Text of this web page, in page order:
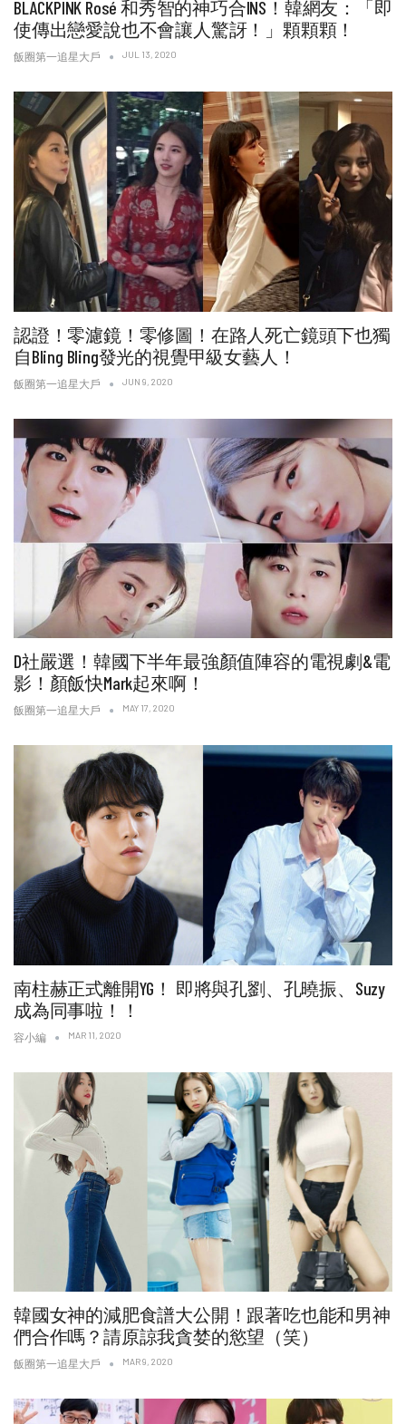
BLACKPINK Rosé 和秀智的神巧合INS！韓網友：「即
使傳出戀愛說也不會讓人驚訝！」顆顆顆！
飯圈第一追星大戶 JUL 13, 2020
認證！零濾鏡！零修圖！在路人死亡鏡頭下也獨
自Bling Bling發光的視覺甲級女藝人！
飯圈第一追星大戶 JUN 9, 2020
D社嚴選！韓國下半年最強顏值陣容的電視劇&電
影！顏飯快Mark起來啊！
飯圈第一追星大戶 MAY 17, 2020
南柱赫正式離開YG！ 即將與孔劉、孔曉振、Suzy
成為同事啦！！
容小編 MAR 11, 2020
韓國女神的減肥食譜大公開！跟著吃也能和男神
們合作嗎？請原諒我貪婪的慾望（笑）
飯圈第一追星大戶 MAR 9, 2020